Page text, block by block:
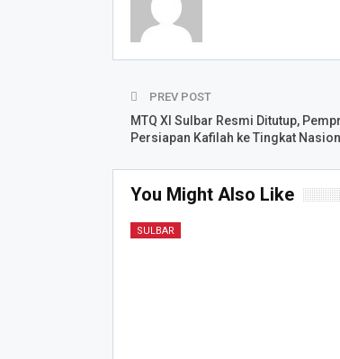
PREV POST
MTQ XI Sulbar Resmi Ditutup,
Persiapan Kafilah ke Tingkat
You Might Also Like
SULBAR